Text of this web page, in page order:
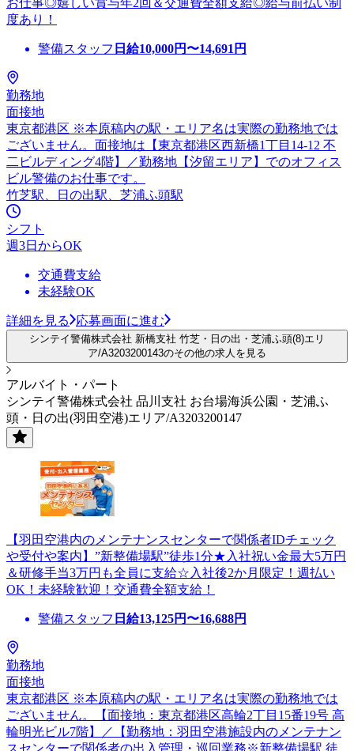
度あり！
警備スタッフ 日給10,000円〜14,691 円
勤務地
面接地
東京都港区 ※本原稿内の駅・エリア名は実際の勤務地では
ございません。面接地は【東京都港区西新橋1丁目14-12 不
二ビルディング4階】／勤務地【汐留エリア】でのオフィス
ビル警備のお仕事です。
竹芝駅、日の出駅、芝浦ふ頭駅
シフト
週3日からOK
交通費支給
未経験OK
詳細を見る 応募画面に進む
シンテイ警備株式会社 新橋支社 竹芝・日の出・芝浦ふ頭(8)エリ
ア/A3203200143のその他の求人を見る
アルバイト・パート
シンテイ警備株式会社 品川支社 お台場海浜公園・芝浦ふ
頭・日の出(羽田空港)エリア/A3203200147
【羽田空港内のメンテナンスセンターで関係者IDチェック
や受付や案内】”新整備場駅”徒歩1分★入社祝い金最大5万円
＆研修手当3万円も全員に支給☆入社後2か月限定！週払い
OK！未経験歓迎！交通費全額支給！
警備スタッフ 日給13,125円〜16,688円
勤務地
面接地
東京都港区 ※本原稿内の駅・エリア名は実際の勤務地では
ございません。【面接地：東京都港区高輪2丁目15番19号 高
輪明光ビル7階】／【勤務地：羽田空港施設内のメンテナン
スセンターで関係者の出入管理・巡回業務※新整備場駅 徒